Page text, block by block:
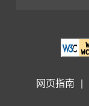
网页指南